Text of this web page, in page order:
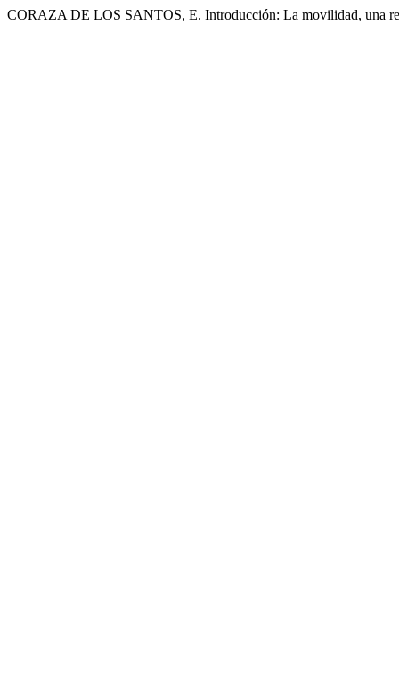
CORAZA DE LOS SANTOS, E. Introducción: La movilidad, una